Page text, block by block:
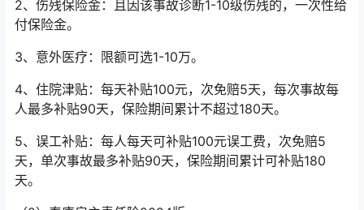
2、伤残保险金：且因该事故诊断1-10级伤残的，一次性给
付保险金。
3、意外医疗：限额可选1-10万。
4、住院津贴：每天补贴100元，次免赔5天，每次事故每
人最多补贴90天，保险期间累计不超过180天。
5、误工补贴：每人每天可补贴100元误工费，次免赔5
天，单次事故最多补贴90天，保险期间累计可补贴180
天。